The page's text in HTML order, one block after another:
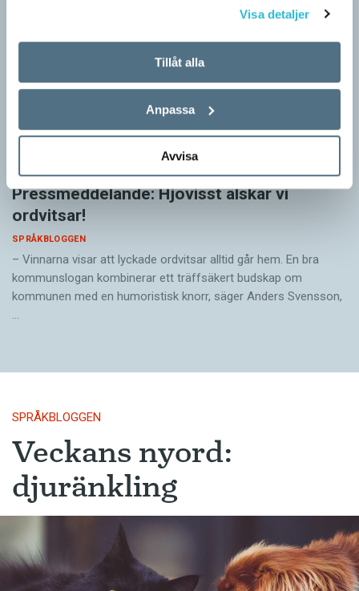
Visa detaljer
Tillåt alla
Anpassa
Avvisa
Pressmeddelande: Hjovisst älskar vi
ordvitsar!
SPRÅKBLOGGEN
– Vinnarna visar att lyckade ordvitsar alltid går hem. En bra
kommunslogan kombinerar ett träffsäkert budskap om
kommunen med en humoristisk knorr, säger Anders Svensson,
…
SPRÅKBLOGGEN
Veckans nyord:
djuränkling